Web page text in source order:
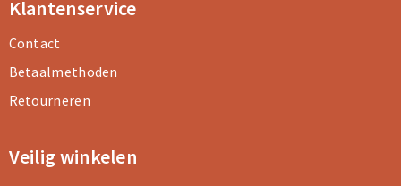
Klantenservice
Contact
Betaalmethoden
Retourneren
Veilig winkelen